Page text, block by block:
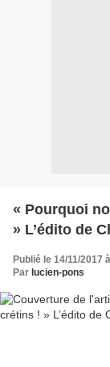
« Pourquoi
» L’édito de
Publié le 14/11/2017
Par lucien-pons